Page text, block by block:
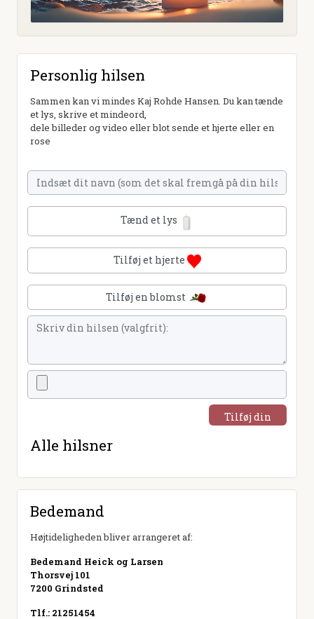
Personlig hilsen
Sammen kan vi mindes Kaj Rohde Hansen. Du kan tænde
et lys, skrive et mindeord,
dele billeder og video eller blot sende et hjerte eller en
rose
Tænd et lys
Tilføj et hjerte
Tilføj en blomst
Tilføj din
Alle hilsner
Bedemand
Højtideligheden bliver arrangeret af:
Bedemand Heick og Larsen
Thorsvej 101
7200 Grindsted
Tlf.: 21251454